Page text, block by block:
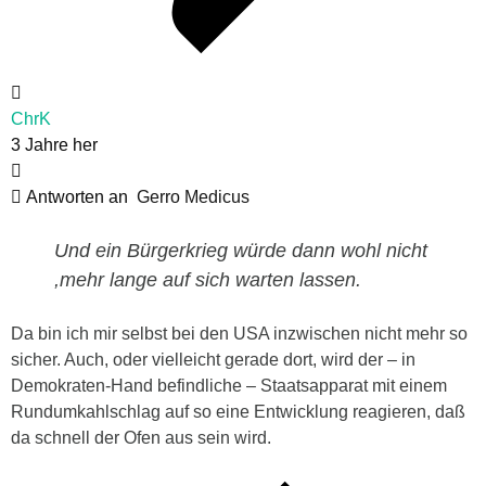
ChrK
3 Jahre her
Antworten an Gerro Medicus
Und ein Bürgerkrieg würde dann wohl nicht
,mehr lange auf sich warten lassen.
Da bin ich mir selbst bei den USA inzwischen nicht mehr so
sicher. Auch, oder vielleicht gerade dort, wird der – in
Demokraten-Hand befindliche – Staatsapparat mit einem
Rundumkahlschlag auf so eine Entwicklung reagieren, daß
da schnell der Ofen aus sein wird.